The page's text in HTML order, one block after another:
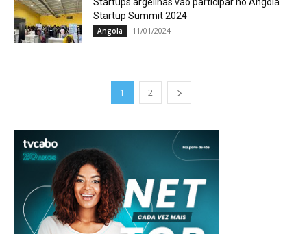
Startup Summit 2024
Angola 11/01/2024
1 2